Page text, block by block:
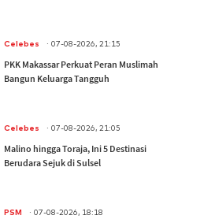
Celebes . 07-08-2026, 21:15
PKK Makassar Perkuat Peran Muslimah
Bangun Keluarga Tangguh
Celebes . 07-08-2026, 21:05
Malino hingga Toraja, Ini 5 Destinasi
Berudara Sejuk di Sulsel
PSM . 07-08-2026, 18:18